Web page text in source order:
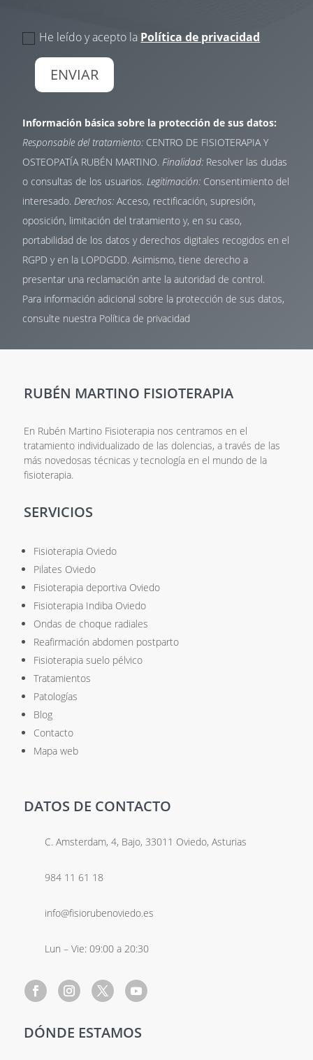
He leído y acepto la Política de privacidad
ENVIAR
Información básica sobre la protección de sus datos:
Responsable del tratamiento: CENTRO DE FISIOTERAPIA Y
OSTEOPATÍA RUBÉN MARTINO.Finalidad: Resolver las dudas
o consultas de los usuarios.Legitimación: Consentimiento del
interesado.Derechos:Acceso, rectificación, supresión,
oposición, limitación del tratamiento y, en su caso,
portabilidad de los datos y derechos digitales recogidos en el
RGPD y en la LOPDGDD. Asimismo, tiene derecho a
presentar una reclamación ante la autoridad de control.
Para información adicional sobre la protección de sus datos,
consulte nuestra Política de privacidad
RUBÉN MARTINO FISIOTERAPIA
En Rubén Martino Fisioterapia nos centramos en el
tratamiento individualizado de las dolencias, a través de las
más novedosas técnicas y tecnología en el mundo de la
fisioterapia.
SERVICIOS
Fisioterapia Oviedo
Pilates Oviedo
Fisioterapia deportiva Oviedo
Fisioterapia Indiba Oviedo
Ondas de choque radiales
Reafirmación abdomen postparto
Fisioterapia suelo pélvico
Tratamientos
Patologías
Blog
Contacto
Mapa web
DATOS DE CONTACTO
C. Amsterdam, 4, Bajo, 33011 Oviedo, Asturias
984 11 61 18
info@fisiorubenoviedo.es
Lun – Vie: 09:00 a 20:30
DÓNDE ESTAMOS